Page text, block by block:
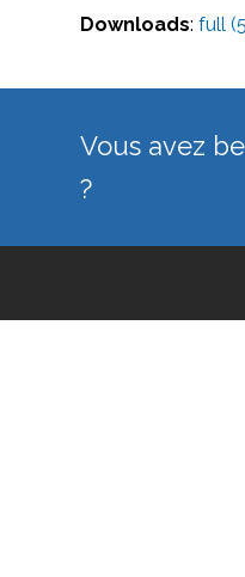
Downloads:full
Vous avez
?